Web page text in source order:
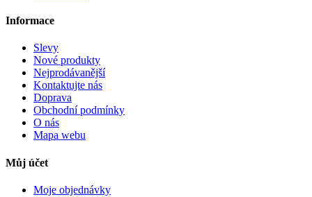
Informace
Slevy
Nové produkty
Nejprodávanější
Kontaktujte nás
Doprava
Obchodní podmínky
O nás
Mapa webu
Můj účet
Moje objednávky